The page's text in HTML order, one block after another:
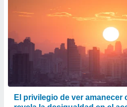
El privilegio de ver amanecer